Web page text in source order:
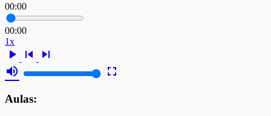
00:00
00:00
1x
play_arrow skip_previous
skip_next
volume_up
fullscreen
Aulas: